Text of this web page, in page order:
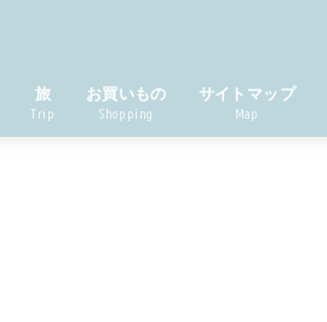
旅
Trip
お買いもの
Shopping
サイトマップ
Map